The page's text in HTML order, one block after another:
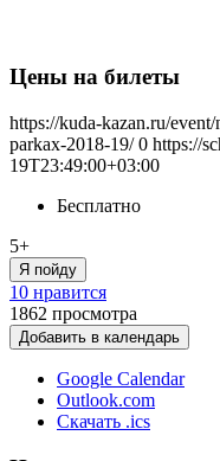
Цены на билеты
https://kuda-kazan.ru/
parkax-2018-19/ 0 https://
19T23:49:00+03:00
Бесплатно
5+
Я пойду
10 нравится
1862 просмотра
Добавить в календарь
Google Calendar
Outlook.com
Скачать .ics